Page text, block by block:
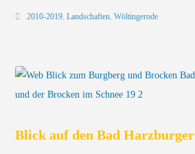
2010-2019,Landschaften,Wöltingerode
Blick auf den Bad Harzburger